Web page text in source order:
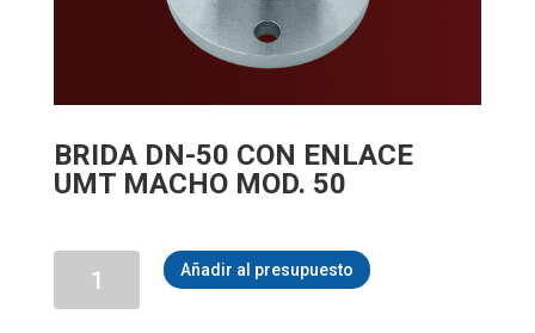
BRIDA DN-50 CON ENLACE
UMT MACHO MOD. 50
50
Añadir al presupuesto